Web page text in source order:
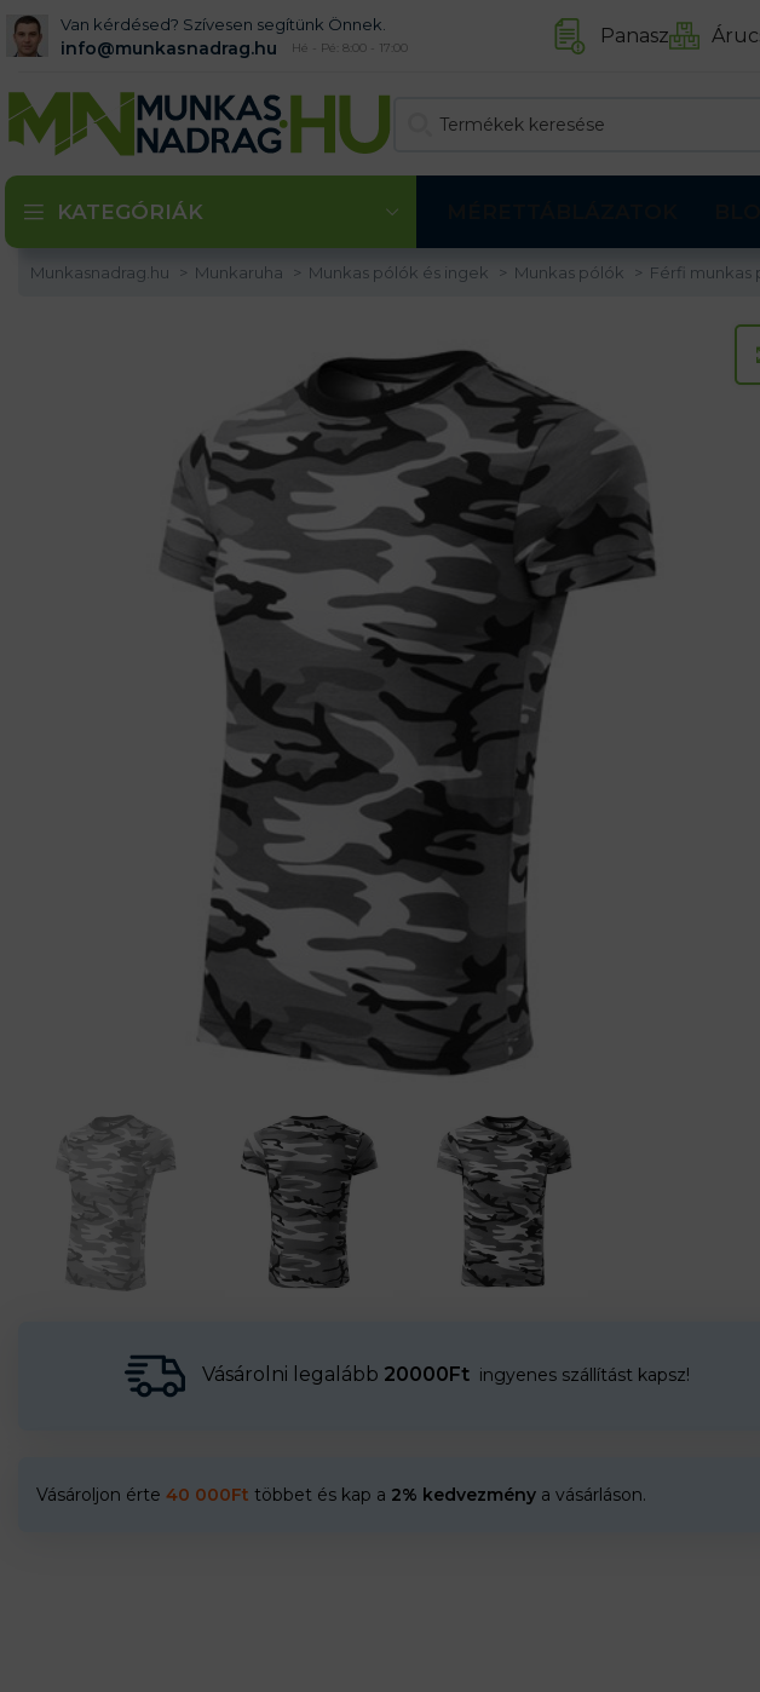
Van kérdésed? Szívesen segítünk Önnek.
info@munkasnadrag.hu Hé - Pé: 8:00 - 17:00 Panasz
KATEGÓRIÁK
Munkasnadrag.hu Munkaruha Munkas pólók és ingek Munkas pólók Férfi munkas
Vásárolni legalább 20000Ft ingyenes szállítást kapsz!
Vásároljon érte 40 000Ft többet és kap a 2% kedvezmény a vásárláson.